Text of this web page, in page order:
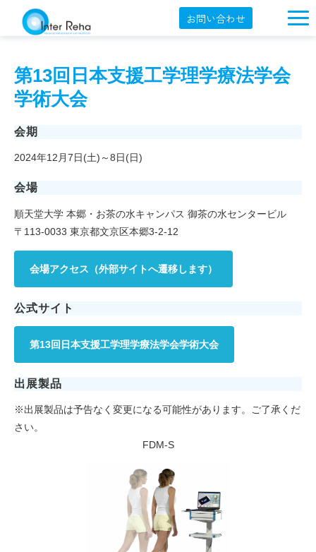
お問い合わせ
製品一覧
導入事例
オンラインショップ
English
第13回日本支援工学理学療法学会
学術大会
会期
2024年12月7日(土)～8日(日)
会場
順天堂大学 本郷・お茶の水キャンパス 御茶の水センタービル
〒113-0033 東京都文京区本郷3-2-12
会場アクセス（外部サイトへ遷移します）
公式サイト
第13回日本支援工学理学療法学会学術大会
出展製品
※出展製品は予告なく変更になる可能性があります。ご了承くだ
さい。
FDM-S